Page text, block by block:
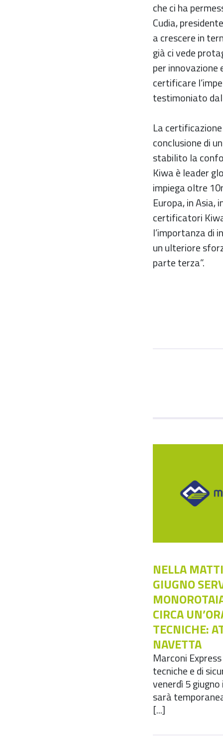
che ci ha
Cudia,
a crescere in
già ci vede
per innovazione
certificare
testimoniato
La
conclusione di
stabilito la
Kiwa è leader
impiega oltre
Europa, in Asia,
certificatori
l’importanza di
un ulteriore
parte terza”.
NELLA
GIUGNO
CIRCA
TECNICHE:
NAVETTA
Marconi
tecniche e di
venerdì 5
sarà
[...]